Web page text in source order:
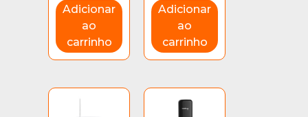
Adicionar
ao
carrinho
Adicionar
ao
carrinho
Email